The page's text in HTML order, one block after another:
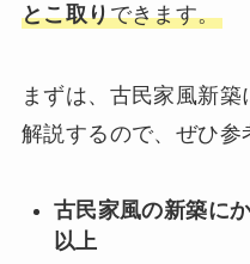
とこ取りできます。
まずは、古民家風新
解説するので、ぜひ参
古民家風の新築に
以上